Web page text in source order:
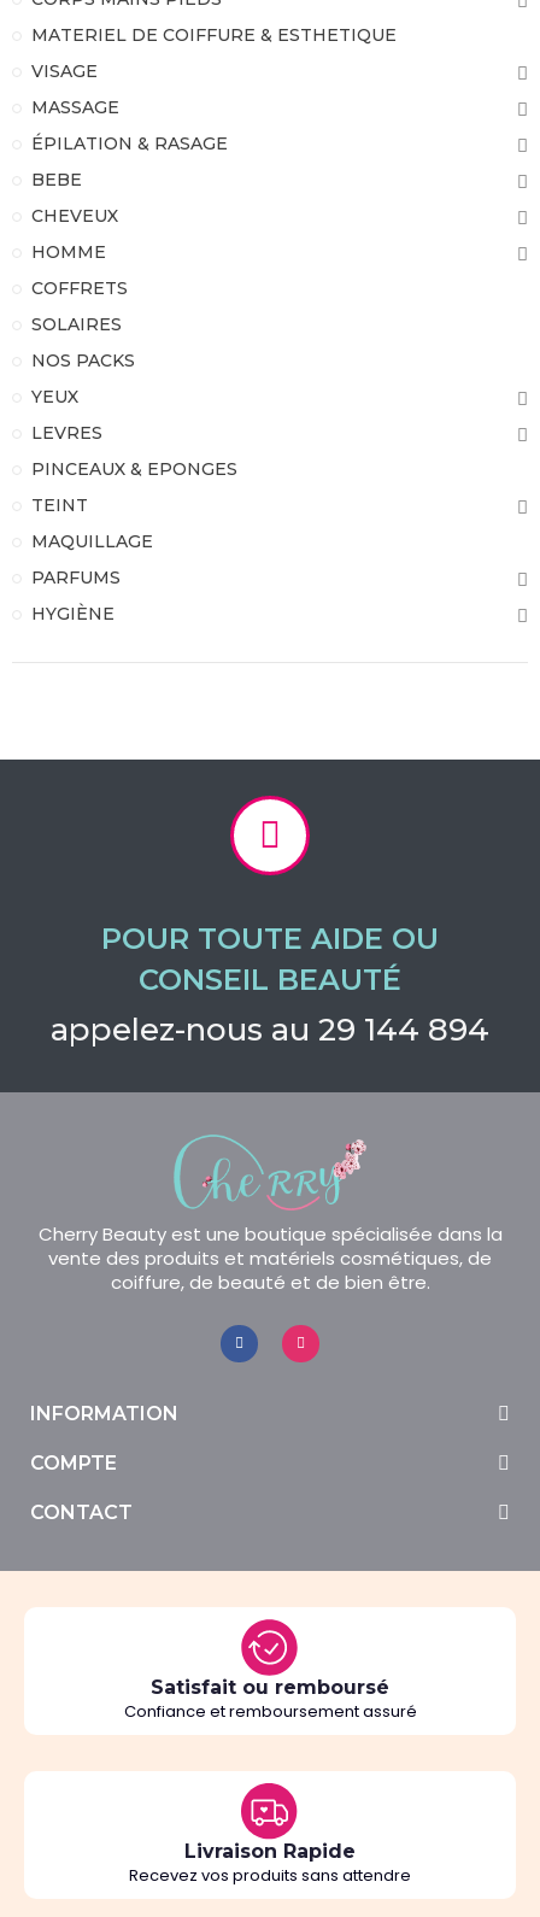
MATERIEL DE COIFFURE & ESTHETIQUE
VISAGE
MASSAGE
ÉPILATION & RASAGE
BEBE
CHEVEUX
HOMME
COFFRETS
SOLAIRES
NOS PACKS
YEUX
LEVRES
PINCEAUX & EPONGES
TEINT
MAQUILLAGE
PARFUMS
HYGIÈNE
POUR TOUTE AIDE OU
CONSEIL BEAUTÉ
appelez-nous au 29 144 894
Cherry Beauty est une boutique spécialisée dans la
vente des produits et matériels cosmétiques, de
coiffure, de beauté et de bien être.
INFORMATION
COMPTE
CONTACT
Satisfait ou remboursé
Confiance et remboursement assuré
Livraison Rapide
Recevez vos produits sans attendre